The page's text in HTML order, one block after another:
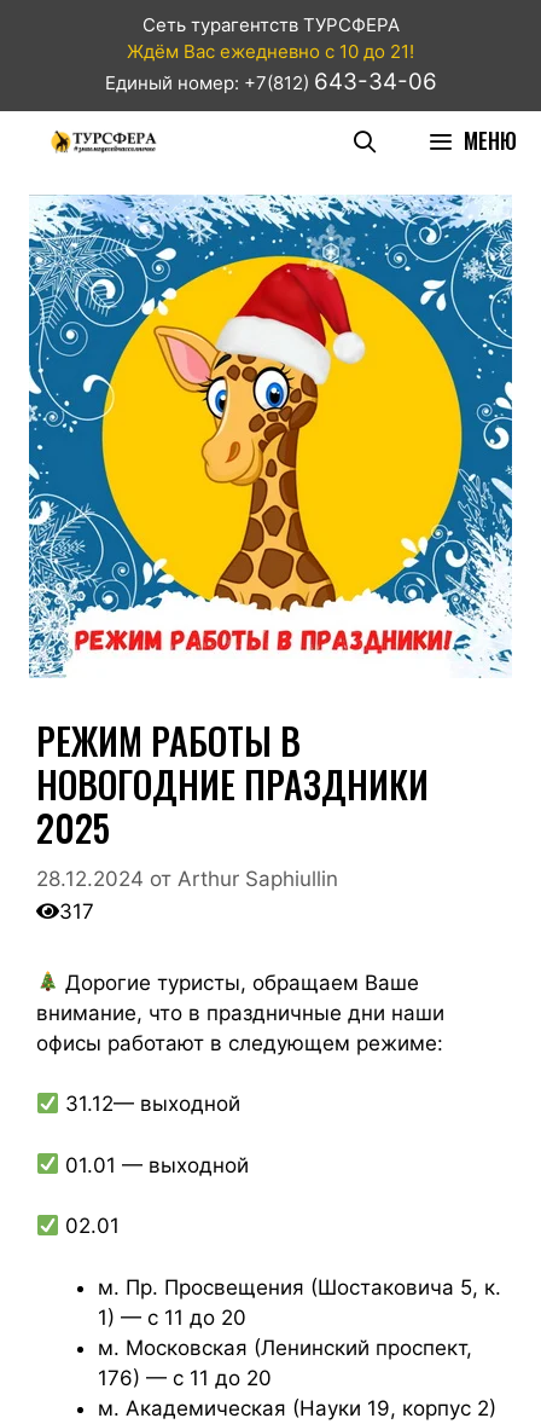
Сеть турагентств ТУРСФЕРА
Ждём Вас ежедневно с 10 до 21!
Единый номер: +7(812) 643-34-06
МЕНЮ
РЕЖИМ РАБОТЫ В
НОВОГОДНИЕ ПРАЗДНИКИ
2025
28.12.2024 от Arthur Saphiullin
317
Дорогие туристы, обращаем Ваше
внимание, что в праздничные дни наши
офисы работают в следующем режиме:
31.12— выходной
01.01 — выходной
02.01
м. Пр. Просвещения (Шостаковича 5, к.
1) — с 11 до 20
м. Московская (Ленинский проспект,
176) — с 11 до 20
м. Академическая (Науки 19, корпус 2)